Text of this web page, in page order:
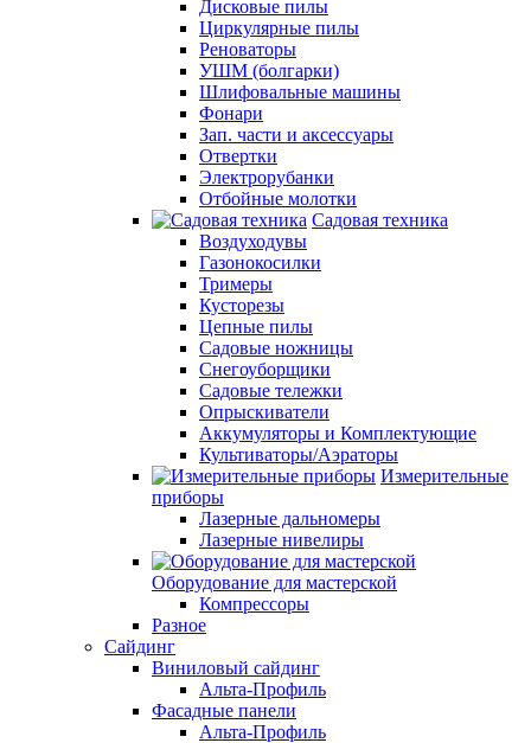
Дисковые пилы
Циркулярные пилы
Реноваторы
УШМ (болгарки)
Шлифовальные машины
Фонари
Зап. части и аксессуары
Отвертки
Электрорубанки
Отбойные молотки
Садовая техника
Воздуходувы
Газонокосилки
Тримеры
Кусторезы
Цепные пилы
Садовые ножницы
Снегоуборщики
Садовые тележки
Опрыскиватели
Аккумуляторы и Комплектующие
Культиваторы/Аэраторы
Измерительные
приборы
Лазерные дальномеры
Лазерные нивелиры
Оборудование для мастерской
Компрессоры
Разное
Сайдинг
Виниловый сайдинг
Альта-Профиль
Фасадные панели
Альта-Профиль